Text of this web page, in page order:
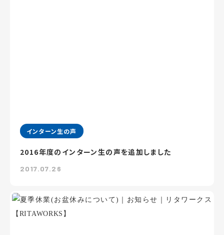
インターン生の声
2016年度のインターン生の声を追加しました
2017.07.26